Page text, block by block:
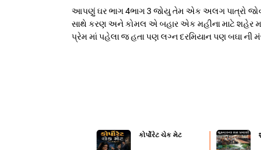
આપણું ઘર ભાગ 4ભાગ 3 જોયુ તેમ એક અલગ પાત્રો
સાથે કરણ અને કોમલ એ બહાર એક મહીના માટે શહેર
પ્રેમ માં પહેલા જ હતા પણ લગ્ન દરમિયાન પણ બઘા
કોર્પોરેટ ચેક મેટ